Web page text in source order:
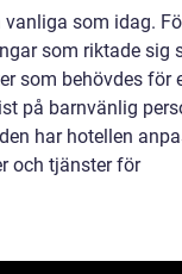
som idag.
som riktade sig
som behövdes för
på barnvänlig
har hotellen
och tjänster för